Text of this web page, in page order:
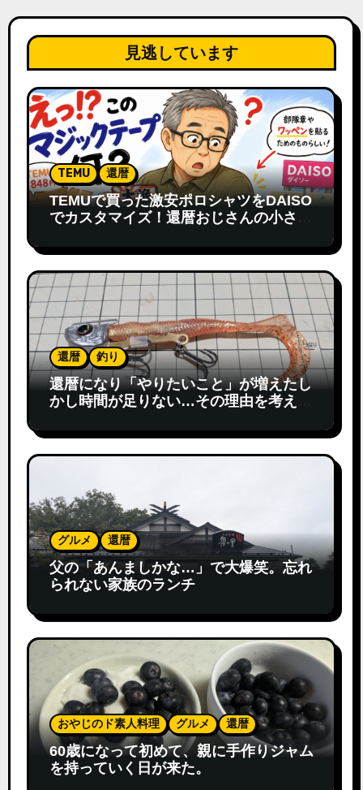
見逃しています
TEMU 還暦
TEMUで買った激安ポロシャツをDAISO
でカスタマイズ！還暦おじさんの小さな
還暦 釣り
還暦になり「やりたいこと」が増えたし
かし時間が足りない…その理由を考えて
グルメ 還暦
父の「あんましかな…」で大爆笑。忘れ
られない家族のランチ
おやじのド素人料理 グルメ 還暦
60歳になって初めて、親に手作りジャム
を持っていく日が来た。